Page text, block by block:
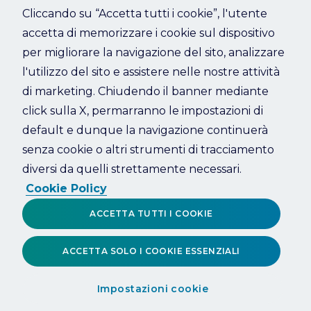
Refresh
Cliccando su “Accetta tutti i cookie”, l'utente
accetta di memorizzare i cookie sul dispositivo
per migliorare la navigazione del sito, analizzare
l'utilizzo del sito e assistere nelle nostre attività
di marketing. Chiudendo il banner mediante
click sulla X, permarranno le impostazioni di
default e dunque la navigazione continuerà
senza cookie o altri strumenti di tracciamento
diversi da quelli strettamente necessari.
Cookie Policy
Impostazioni cookie
ACCETTA SOLO I COOKIE ESSENZIALI
ACCETTA TUTTI I COOKIE